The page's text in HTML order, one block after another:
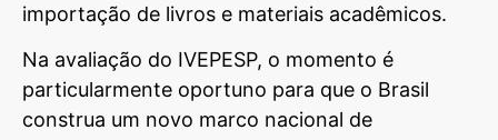
importação de livros e materiais acadêmicos.
Na avaliação do IVEPESP, o momento é
particularmente oportuno para que o Brasil
construa um novo marco nacional de